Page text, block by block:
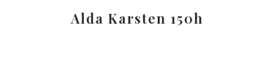
Alda Karsten 150h